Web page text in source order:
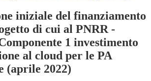
iniziale del finanziamento
di cui al PNRR -
1 investimento
al cloud per le PA
(aprile 2022)